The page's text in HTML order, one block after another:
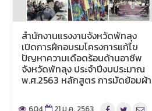
สำนักงานแรงงานจังหวัดพัทลุง
เปิดการฝึกอบรมโครงการแก้ไข
ปัญหาความเดือดร้อนด้านอาชีพ
จังหวัดพัทลุง ประจำปีงบประมาณ
พ.ศ.2563 หลักสูตร การมัดย้อมผ้า
604 21 ม.ค. 2563